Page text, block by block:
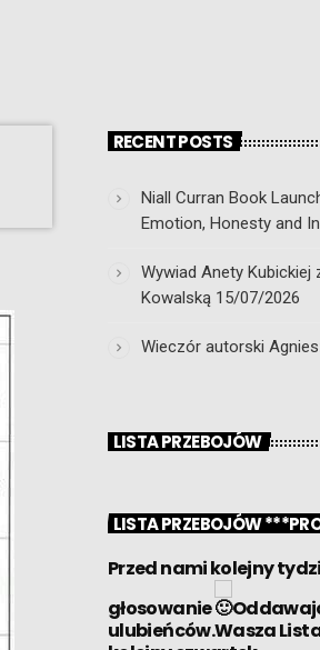
RECENT POSTS
Niall Curran Book
Emotion, Honesty and
Wywiad Anety Kubickiej
Kowalską 15/07/2026
Wieczór autorski
LISTA PRZEBOJÓW
LISTA PRZEBOJÓW
Przed nami kolejny
głosowanie
ulubieńców.Wasza